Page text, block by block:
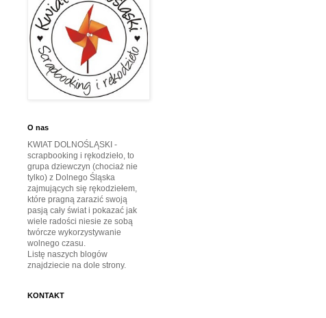
O nas
KWIAT DOLNOŚLĄSKI -
scrapbooking i rękodzieło, to
grupa dziewczyn (chociaż nie
tylko) z Dolnego Śląska
zajmujących się rękodziełem,
które pragną zarazić swoją
pasją cały świat i pokazać jak
wiele radości niesie ze sobą
twórcze wykorzystywanie
wolnego czasu.
Listę naszych blogów
znajdziecie na dole strony.
KONTAKT